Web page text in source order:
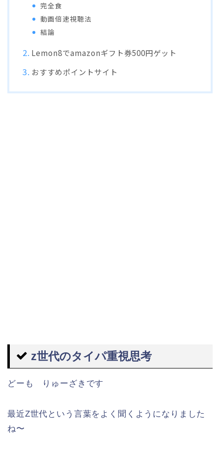
完全食
動画倍速視聴法
結論
Lemon8でamazonギフト券500円ゲット
おすすめポイントサイト
z世代のタイパ重視思考
どーも りゅーざきです
最近Z世代という言葉をよく聞くようになりました
ね〜